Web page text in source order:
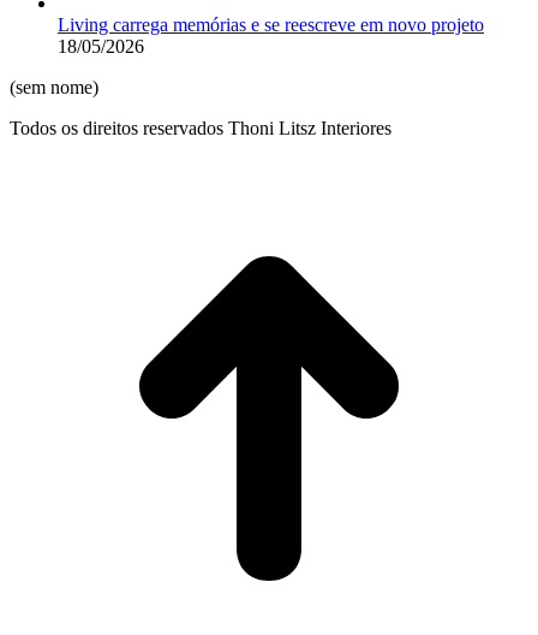
Living carrega memórias e se reescreve em novo projeto
18/05/2026
(sem nome)
Todos os direitos reservados Thoni Litsz Interiores